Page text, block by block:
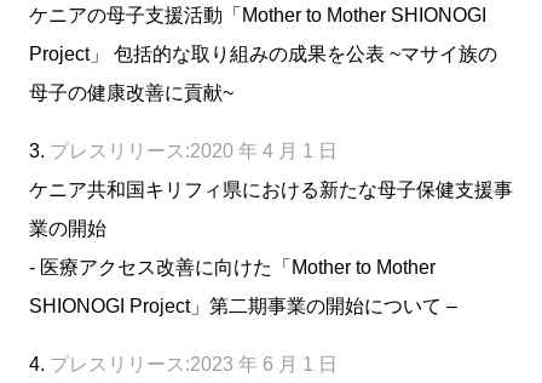
ケニアの母子支援活動「Mother to Mother SHIONOGI
Project」 包括的な取り組みの成果を公表 ~マサイ族の
母子の健康改善に貢献~
3. プレスリリース:2020 年 4 月 1 日
ケニア共和国キリフィ県における新たな母子保健支援事
業の開始
- 医療アクセス改善に向けた「Mother to Mother
SHIONOGI Project」第二期事業の開始について –
4. プレスリリース:2023 年 6 月 1 日